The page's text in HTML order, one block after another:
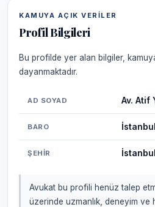
KAMUYA AÇIK VERILER
Profil Bilgileri
Bu profilde yer alan bilgiler,
dayanmaktadır.
AD SOYAD Av. Atif
BARO
ŞEHIR İstanbul
Avukat bu profili henüz talep
üzerinde uzmanlık, deneyim ve